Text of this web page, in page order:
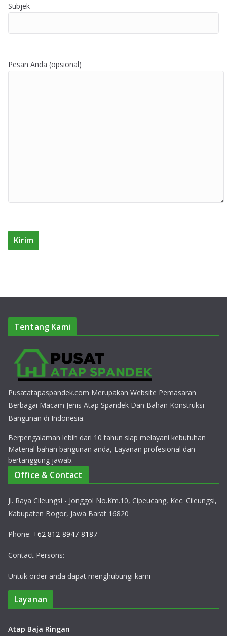
Subjek
Pesan Anda (opsional)
Tentang Kami
Pusatatapaspandek.com Merupakan Website Pemasaran
Berbagai Macam Jenis Atap Spandek Dan Bahan Konstruksi
Bangunan di Indonesia.
Berpengalaman lebih dari 10 tahun siap melayani kebutuhan
Material bahan bangunan anda, Layanan profesional dan
bertanggung jawab.
Office & Contact
Jl. Raya Cileungsi - Jonggol No.Km.10, Cipeucang, Kec. Cileungsi,
Kabupaten Bogor, Jawa Barat 16820
Phone: +62 812-8947-8187
Contact Persons:
Untuk order anda dapat menghubungi kami
Layanan
Atap Baja Ringan